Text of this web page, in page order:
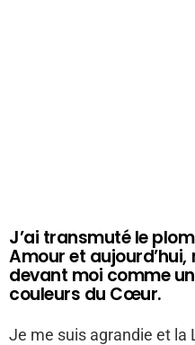
J’ai transmuté le
Amour et aujourd’hui,
devant moi comme
couleurs du Cœur.
Je me suis agrandie et la